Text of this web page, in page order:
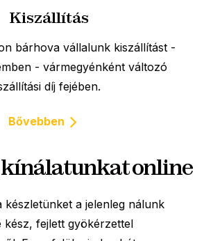
Kiszállítás
bárhova vállalunk kiszállítást -
- vármegyénként változó
díj fejében.
Bővebben
kínálatunkat online
készletünket a jelenleg nálunk
kész, fejlett gyökérzettel